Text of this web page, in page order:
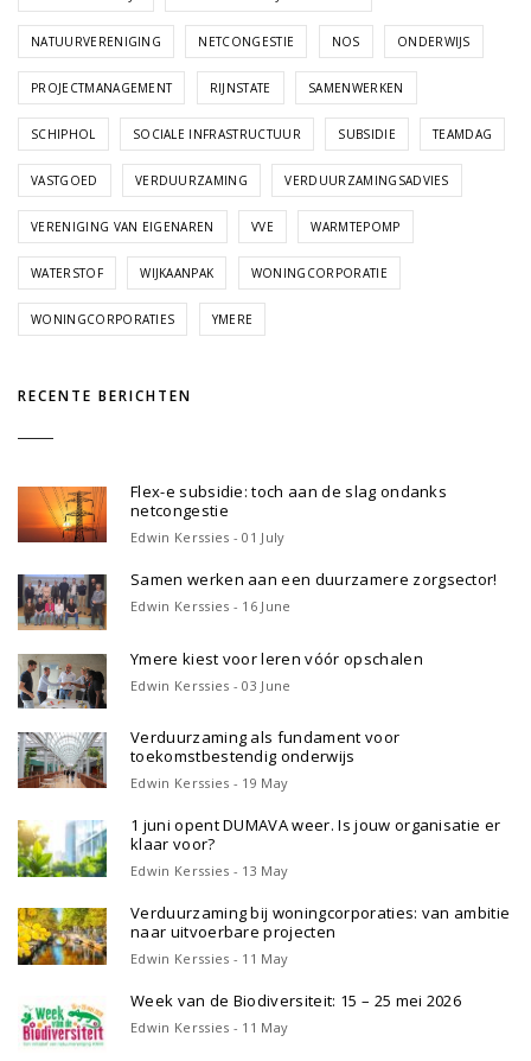
NATUURVERENIGING NETCONGESTIE NOS ONDERWIJS
PROJECTMANAGEMENT RIJNSTATE SAMENWERKEN
SCHIPHOL SOCIALE INFRASTRUCTUUR SUBSIDIE TEAMDAG
VASTGOED VERDUURZAMING VERDUURZAMINGSADVIES
VERENIGING VAN EIGENAREN VVE WARMTEPOMP
WATERSTOF WIJKAANPAK WONINGCORPORATIE
WONINGCORPORATIES YMERE
RECENTE BERICHTEN
Flex-e subsidie: toch aan de slag ondanks
netcongestie
Edwin Kerssies - 01 July
Samen werken aan een duurzamere zorgsector!
Edwin Kerssies - 16 June
Ymere kiest voor leren vóór opschalen
Edwin Kerssies - 03 June
Verduurzaming als fundament voor
toekomstbestendig onderwijs
Edwin Kerssies - 19 May
1 juni opent DUMAVA weer. Is jouw organisatie er
klaar voor?
Edwin Kerssies - 13 May
Verduurzaming bij woningcorporaties: van ambitie
naar uitvoerbare projecten
Edwin Kerssies - 11 May
Week van de Biodiversiteit: 15 – 25 mei 2026
Edwin Kerssies - 11 May